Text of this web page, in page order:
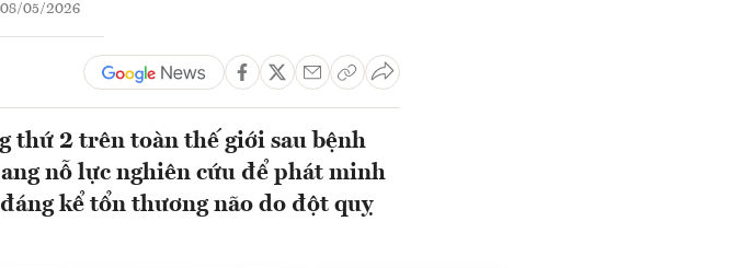
05/2026
thứ 2 trên toàn thế giới sau bệnh
nỗ lực nghiên cứu để phát minh
kể tổn thương não do đột quỵ